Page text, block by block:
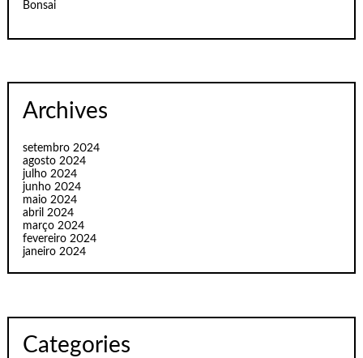
Bonsai
Archives
setembro 2024
agosto 2024
julho 2024
junho 2024
maio 2024
abril 2024
março 2024
fevereiro 2024
janeiro 2024
Categories